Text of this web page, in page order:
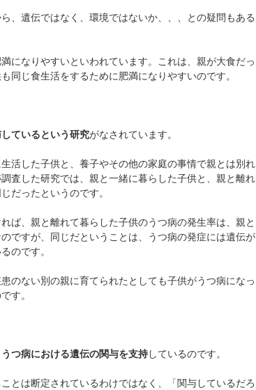
、遺伝ではなく、環境ではないか、、、との疑問もある
になりやすいといわれています。これは、親が大食だっ
同じ食生活をするために肥満になりやすいのです。
ているという研究がなされています。
活した子供と、養子やその他の家庭の事情で親とは別れ
査した研究では、親と一緒に暮らした子供と、親と離れ
だったというのです。
ば、親と離れて暮らした子供のうつ病の発生率は、親と
ですが、同じだということは、うつ病の発症には遺伝が
のです。
のない別の親に育てられたとしても子供がうつ病になっ
す。
つ病における遺伝の関与を支持しているのです。
とは断定されているわけではなく、「関与しているだろ